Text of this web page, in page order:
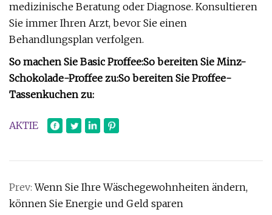
medizinische Beratung oder Diagnose. Konsultieren
Sie immer Ihren Arzt, bevor Sie einen
Behandlungsplan verfolgen.
So machen Sie Basic Proffee:So bereiten Sie Minz-
Schokolade-Proffee zu:So bereiten Sie Proffee-
Tassenkuchen zu:
AKTIE
Prev:Wenn Sie Ihre Wäschegewohnheiten ändern,
können Sie Energie und Geld sparen